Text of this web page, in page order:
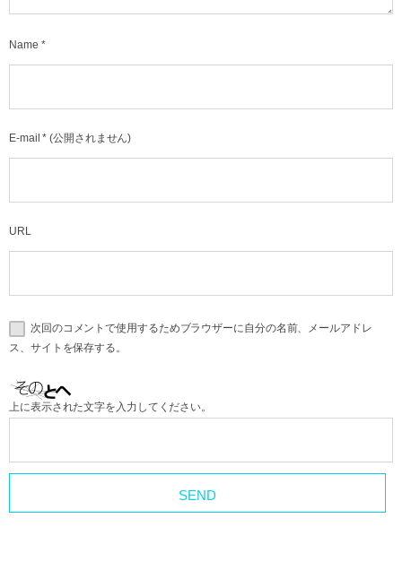
Name *
E-mail * (公開されません)
URL
次回のコメントで使用するためブラウザーに自分の名前、メールアドレ
ス、サイトを保存する。
上に表示された文字を入力してください。